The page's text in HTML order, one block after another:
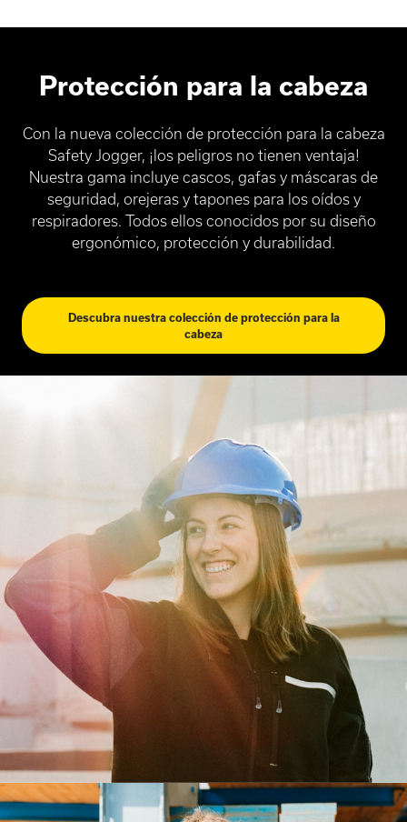
Protección para la cabeza
Con la nueva colección de protección para la cabeza
Safety Jogger, ¡los peligros no tienen ventaja!
Nuestra gama incluye cascos, gafas y máscaras de
seguridad, orejeras y tapones para los oídos y
respiradores. Todos ellos conocidos por su diseño
ergonómico, protección y durabilidad.
Descubra nuestra colección de protección para la
cabeza